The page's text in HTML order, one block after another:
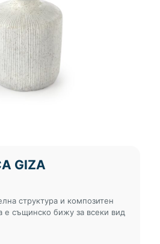
GIZA
структура и композитен
е същинско бижу за всеки вид